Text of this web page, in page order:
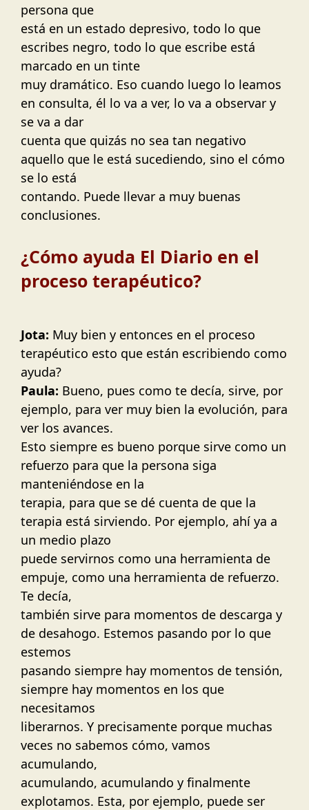
persona que
está en un estado depresivo, todo lo que
escribes negro, todo lo que escribe está
marcado en un tinte
muy dramático. Eso cuando luego lo leamos
en consulta, él lo va a ver, lo va a observar y
se va a dar
cuenta que quizás no sea tan negativo
aquello que le está sucediendo, sino el cómo
se lo está
contando. Puede llevar a muy buenas
conclusiones.
¿Cómo ayuda El Diario en el
proceso terapéutico?
Jota: Muy bien y entonces en el proceso
terapéutico esto que están escribiendo como
ayuda?
Paula: Bueno, pues como te decía, sirve, por
ejemplo, para ver muy bien la evolución, para
ver los avances.
Esto siempre es bueno porque sirve como un
refuerzo para que la persona siga
manteniéndose en la
terapia, para que se dé cuenta de que la
terapia está sirviendo. Por ejemplo, ahí ya a
un medio plazo
puede servirnos como una herramienta de
empuje, como una herramienta de refuerzo.
Te decía,
también sirve para momentos de descarga y
de desahogo. Estemos pasando por lo que
estemos
pasando siempre hay momentos de tensión,
siempre hay momentos en los que
necesitamos
liberarnos. Y precisamente porque muchas
veces no sabemos cómo, vamos
acumulando,
acumulando, acumulando y finalmente
explotamos. Esta, por ejemplo, puede ser